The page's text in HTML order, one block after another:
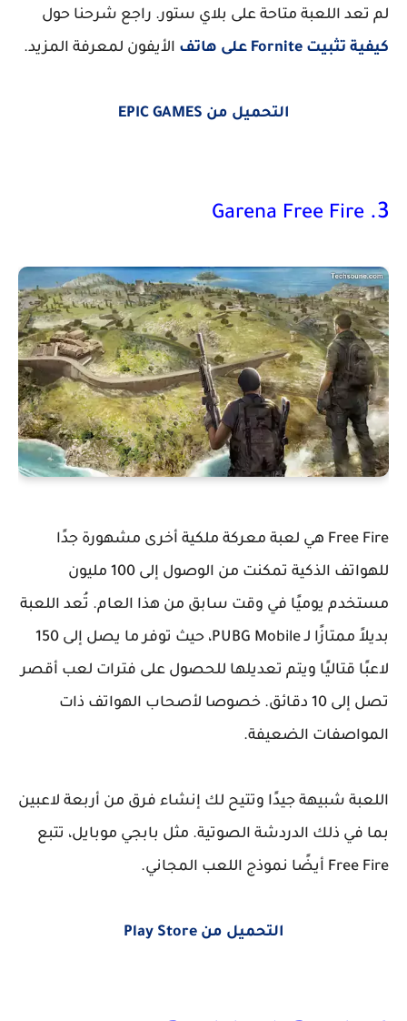
لم تعد اللعبة متاحة على بلاي ستور. راجع شرحنا حول
كيفية تثبيت Fornite على هاتف
الأيفون لمعرفة المزيد.
التحميل من EPIC GAMES
3.
Garena Free Fire
Free Fire هي لعبة معركة ملكية أخرى مشهورة جدًا
للهواتف الذكية تمكنت من الوصول إلى 100 مليون
مستخدم يوميًا في وقت سابق من هذا العام. تُعد اللعبة
بديلاً ممتازًا لـ PUBG Mobile، حيث توفر ما يصل إلى 150
لاعبًا قتاليًا ويتم تعديلها للحصول على فترات لعب أقصر
تصل إلى 10 دقائق. خصوصا لأصحاب الهواتف ذات
المواصفات الضعيفة.
اللعبة شبيهة جيدًا وتتيح لك إنشاء فرق من أربعة لاعبين
بما في ذلك الدردشة الصوتية. مثل بابجي موبايل، تتبع
Free Fire أيضًا نموذج اللعب المجاني.
التحميل من Play Store